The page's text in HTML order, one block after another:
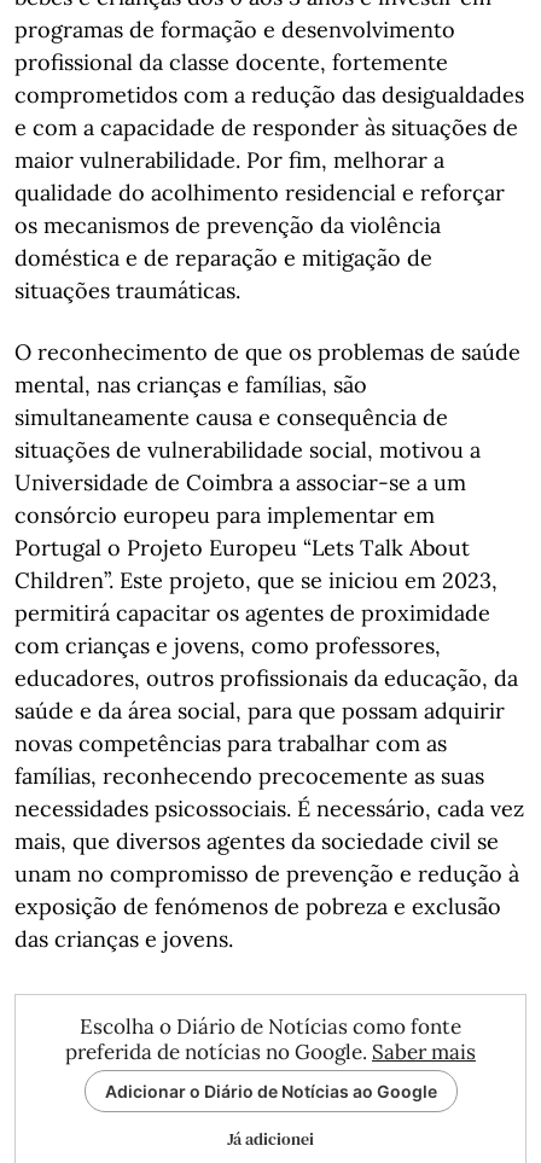
programas de formação e desenvolvimento
profissional da classe docente, fortemente
comprometidos com a redução das desigualdades
e com a capacidade de responder às situações de
maior vulnerabilidade. Por fim, melhorar a
qualidade do acolhimento residencial e reforçar
os mecanismos de prevenção da violência
doméstica e de reparação e mitigação de
situações traumáticas.
O reconhecimento de que os problemas de saúde
mental, nas crianças e famílias, são
simultaneamente causa e consequência de
situações de vulnerabilidade social, motivou a
Universidade de Coimbra a associar-se a um
consórcio europeu para implementar em
Portugal o Projeto Europeu “Lets Talk About
Children”. Este projeto, que se iniciou em 2023,
permitirá capacitar os agentes de proximidade
com crianças e jovens, como professores,
educadores, outros profissionais da educação, da
saúde e da área social, para que possam adquirir
novas competências para trabalhar com as
famílias, reconhecendo precocemente as suas
necessidades psicossociais. É necessário, cada vez
mais, que diversos agentes da sociedade civil se
unam no compromisso de prevenção e redução à
exposição de fenómenos de pobreza e exclusão
das crianças e jovens.
Escolha o Diário de Notícias como fonte
preferida de notícias no Google. Saber mais
Adicionar o Diário de Notícias ao Google
Já adicionei